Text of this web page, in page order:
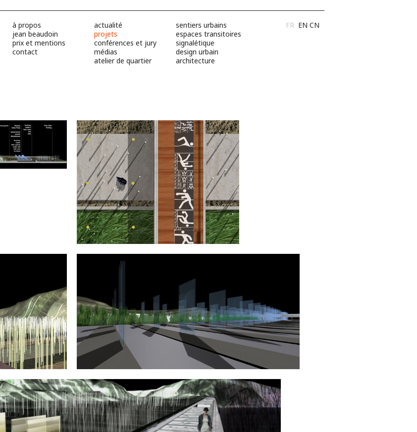
à propos
jean beaudoin
prix et mentions
contact
actualité
projets
conférences et jury
médias
atelier de quartier
sentiers urbains
espaces transitoires
signalétique
design urbain
architecture
FR EN CN